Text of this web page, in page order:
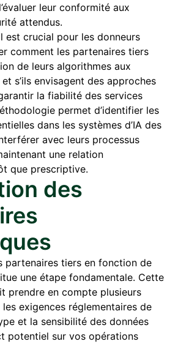
leur conformité aux
attendus.
est crucial pour les donneurs
comment les partenaires tiers
de leurs algorithmes aux
s’ils envisagent des approches
la fiabilité des services
permet d’identifier les
dans les systèmes d’IA des
avec leurs processus
une relation
que prescriptive.
des
partenaires tiers en fonction de
une étape fondamentale. Cette
prendre en compte plusieurs
exigences réglementaires de
et la sensibilité des données
potentiel sur vos opérations